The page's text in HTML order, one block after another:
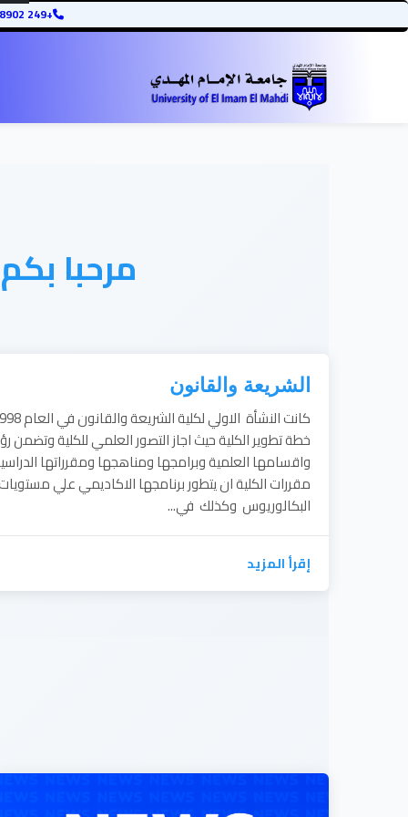
+249 12345678902
مرحبا بكم
الشريعة والقانون
خطة تطوير الكلية حيث اجاز التصور العلمي للكلية وتضمن
واقسامها العلمية وبرامجها ومناهجها ومقرراتها
مقررات الكلية ان يتطور برنامجها الاكاديمي علي
البكالوريوس وكذلك في...
إقرأ المزيد